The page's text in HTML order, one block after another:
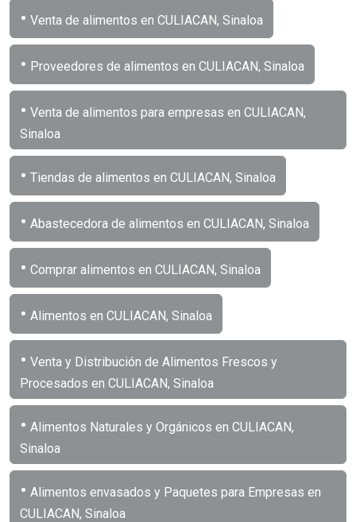
• Venta de alimentos en CULIACAN, Sinaloa
• Proveedores de alimentos en CULIACAN, Sinaloa
• Venta de alimentos para empresas en CULIACAN,
Sinaloa
• Tiendas de alimentos en CULIACAN, Sinaloa
• Abastecedora de alimentos en CULIACAN, Sinaloa
• Comprar alimentos en CULIACAN, Sinaloa
• Alimentos en CULIACAN, Sinaloa
• Venta y Distribución de Alimentos Frescos y
Procesados en CULIACAN, Sinaloa
• Alimentos Naturales y Orgánicos en CULIACAN,
Sinaloa
• Alimentos envasados y Paquetes para Empresas en
CULIACAN, Sinaloa